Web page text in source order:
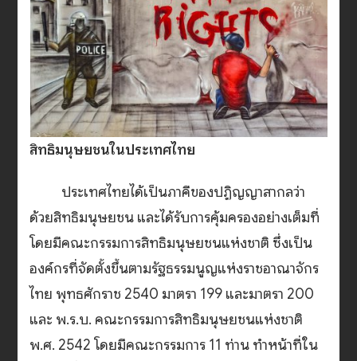
สิทธิมนุษยชนในประเทศไทย
ประเทศไทยได้เป็นภาคีของปฏิญญาสากลว่า
ด้วยสิทธิมนุษยชน และได้รับการคุ้มครองอย่างเต็มที่
โดยมีคณะกรรมการสิทธิมนุษยชนแห่งชาติ ซึ่งเป็น
องค์กรที่จัดตั้งขึ้นตามรัฐธรรมนูญแห่งราชอาณาจักร
ไทย พุทธศักราช 2540 มาตรา 199 และมาตรา 200
และ พ.ร.บ. คณะกรรมการสิทธิมนุษยชนแห่งชาติ
พ.ศ. 2542 โดยมีคณะกรรมการ 11 ท่าน ทำหน้าที่ใน